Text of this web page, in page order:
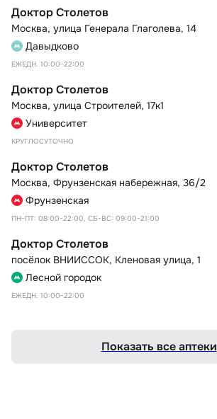
Доктор Столетов
Москва, улица Генерала Глаголева, 14
Давыдково
ЕЖЕДН. 10:00-22:00
Доктор Столетов
Москва, улица Строителей, 17к1
Университет
КРУГЛОСУТОЧНО
Доктор Столетов
Москва, Фрунзенская набережная, 36/2
Фрунзенская
ПН-ПТ: 08:00-22:00, СБ-ВС: 09:00-21:00
Доктор Столетов
посёлок ВНИИССОК, Кленовая улица, 1
Лесной городок
ЕЖЕДН. 10:00-22:00
Показать все аптеки